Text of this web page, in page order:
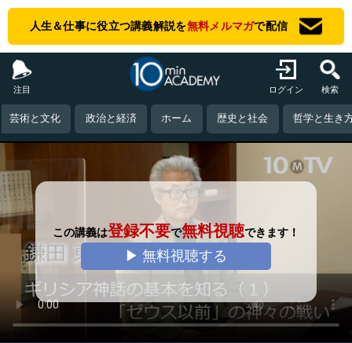
人生＆仕事に役立つ講義解説を無料メルマガで配信
注目 ログイン 検索
芸術と文化 政治と経済 ホーム 歴史と社会 哲学と生き
この講義は登録不要で無料視聴できます！
▶ 無料視聴する